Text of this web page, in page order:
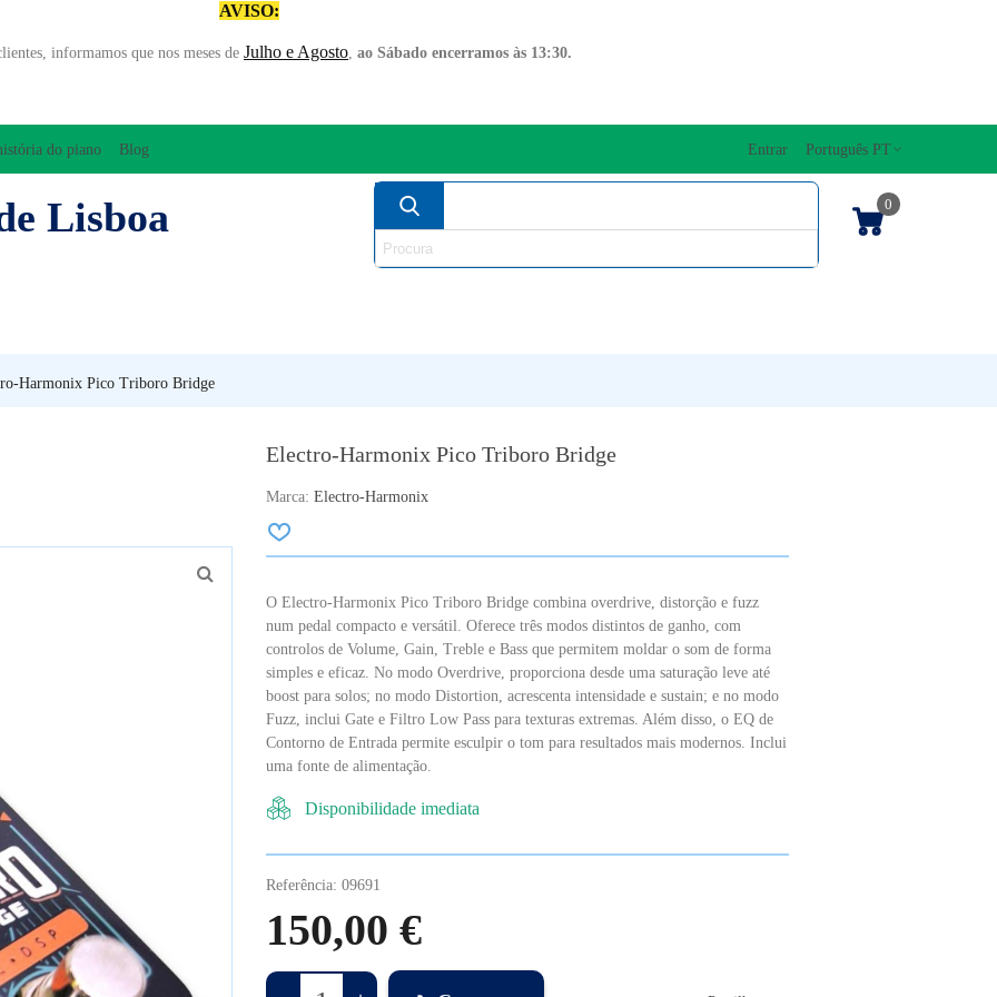
AVISO:
informamos que nos meses de Julho e Agosto, ao Sábado encerramos às 13:30.
do piano Blog Entrar Português PT
Lisboa 0
Harmonix Pico Triboro Bridge
Electro-Harmonix Pico Triboro Bridge
Marca: Electro-Harmonix
O Electro-Harmonix Pico Triboro Bridge combina overdrive, distorção e fuzz
num pedal compacto e versátil. Oferece três modos distintos de ganho, com
controlos de Volume, Gain, Treble e Bass que permitem moldar o som de forma
simples e eficaz. No modo Overdrive, proporciona desde uma saturação leve até
boost para solos; no modo Distortion, acrescenta intensidade e sustain; e no modo
Fuzz, inclui Gate e Filtro Low Pass para texturas extremas. Além disso, o EQ de
Contorno de Entrada permite esculpir o tom para resultados mais modernos. Inclui
uma fonte de alimentação.
Disponibilidade imediata
Referência: 09691
150,00 €